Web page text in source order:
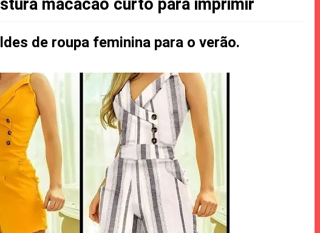
macacão curto para imprimir
de roupa feminina para o verão.